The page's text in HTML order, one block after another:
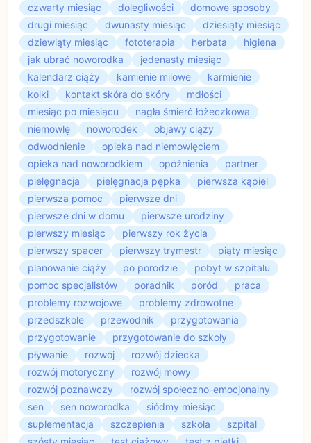
czwarty miesiąc
dolegliwości
domowe sposoby
drugi miesiąc
dwunasty miesiąc
dziesiąty miesiąc
dziewiąty miesiąc
fototerapia herbata
higiena
jak ubrać noworodka
jedenasty miesiąc
kalendarz ciąży
kamienie milowe
karmienie
kolki
kontakt skóra do skóry
mdłości
miesiąc po miesiącu
nagła śmierć łóżeczkowa
niemowlę
noworodek
objawy ciąży
odwodnienie
opieka nad niemowlęciem
opieka nad noworodkiem
opóźnienia
partner
pielęgnacja
pielęgnacja pępka
pierwsza kąpiel
pierwsza pomoc
pierwsze dni
pierwsze dni w domu
pierwsze urodziny
pierwszy miesiąc
pierwszy rok życia
pierwszy spacer
pierwszy trymestr
piąty miesiąc
planowanie ciąży
po porodzie
pobyt w szpitalu
pomoc specjalistów
poradnik poród
praca
problemy rozwojowe
problemy zdrowotne
przedszkole
przewodnik
przygotowania
przygotowanie
przygotowanie do szkoły
pływanie
rozwój
rozwój dziecka
rozwój motoryczny
rozwój mowy
rozwój poznawczy
rozwój społeczno-emocjonalny
sen
sen noworodka
siódmy miesiąc
suplementacja
szczepienia szkoła
szpital